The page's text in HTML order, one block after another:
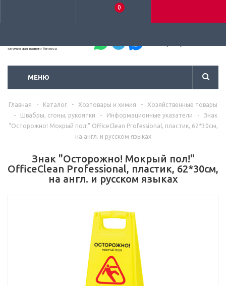
0
МЕНЮ
Главная - Каталог - Хозтовары и химия -
Хозяйственные товары
-
Швабры, сгоны, рукоятки - Информационные указатели -
Знак
"Осторожно! Мокрый пол!" OfficeClean Professional, пластик, 62*30см,
на англ. и русском языках
Знак "Осторожно! Мокрый пол!"
OfficeClean Professional, пластик, 62*30см,
на англ. и русском языках